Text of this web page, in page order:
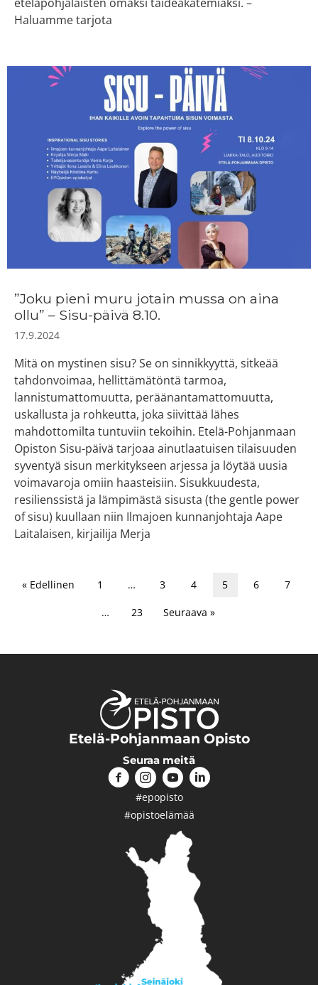
Haluamme tarjota
”Joku pieni muru jotain mussa on aina
ollu” – Sisu-päivä 8.10.
17.9.2024
Mitä on mystinen sisu? Se on sinnikkyyttä, sitkeää
tahdonvoimaa, hellittämätöntä tarmoa,
lannistumattomuutta, peräänantamattomuutta,
uskallusta ja rohkeutta, joka siivittää lähes
mahdottomilta tuntuviin tekoihin. Etelä-Pohjanmaan
Opiston Sisu-päivä tarjoaa ainutlaatuisen tilaisuuden
syventyä sisun merkitykseen arjessa ja löytää uusia
voimavaroja omiin haasteisiin. Sisukkuudesta,
resilienssistä ja lämpimästä sisusta (the gentle power
of sisu) kuullaan niin Ilmajoen kunnanjohtaja Aape
Laitalaisen, kirjailija Merja
« Edellinen 1 … 3 4 5 6 7
… 23 Seuraava »
Etelä-Pohjanmaan Opisto
Seuraa meitä
#epopisto
#opistoelämää